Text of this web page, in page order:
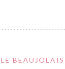
BEAUJOLAIS